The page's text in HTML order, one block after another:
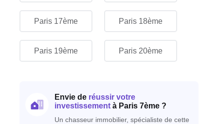
Paris 17ème Paris 18ème
Paris 19ème Paris 20ème
Envie de réussir votre
investissement à Paris 7ème ?
Un chasseur immobilier, spécialiste de cette